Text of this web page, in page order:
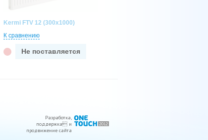
Kermi FTV 12 (300x1000)
К сравнению
Не поставляется
Разработка,
поддержка и
продвижение сайта